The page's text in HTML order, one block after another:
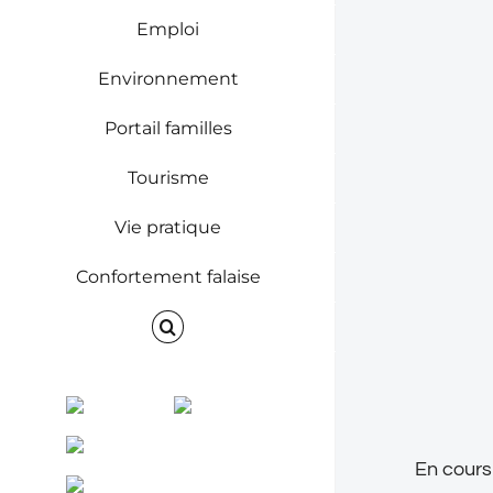
Emploi
Environnement
Portail familles
Tourisme
Vie pratique
Confortement falaise
Facebook Instagram
ENVINET
RRS
En cours